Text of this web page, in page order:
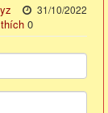
31/10/2022
0